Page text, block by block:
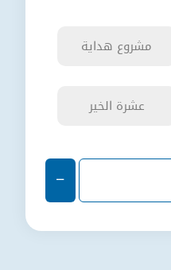
شروع هداية
عشرة الخير